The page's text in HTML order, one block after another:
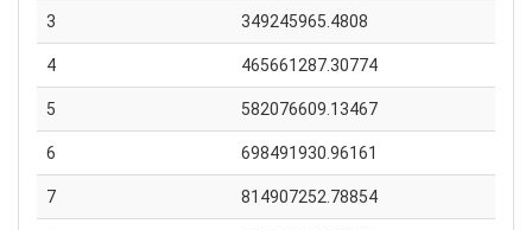
3 349245965.4808
4 465661287.30774
5 582076609.13467
6 698491930.96161
7 814907252.78854